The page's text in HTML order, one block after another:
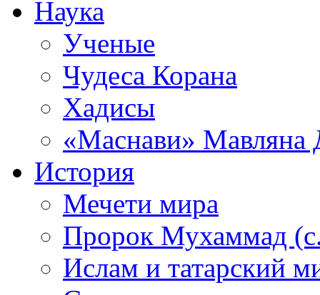
Наука
Ученые
Чудеса Корана
Хадисы
«Маснави» Мавляна
История
Мечети мира
Пророк Мухаммад
Ислам и татарский